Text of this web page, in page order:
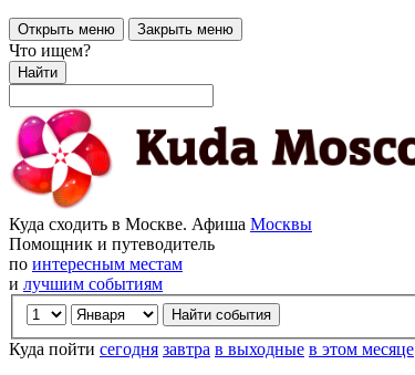
Открыть меню Закрыть меню
Что ищем?
Найти
Куда сходить в Москве. Афиша Москвы
Помощник и путеводитель
по интересным местам
и лучшим событиям
Куда пойти сегодня завтра в выходные в этом месяце